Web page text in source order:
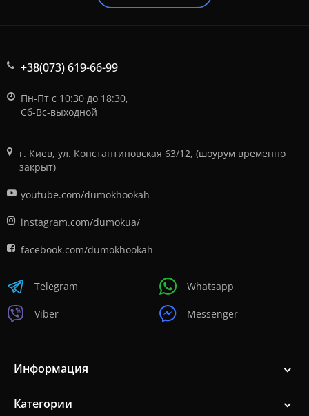
+38(073) 619-66-99
Пн-Пт с 10:30 до 18:30,
Сб-Вс-выходной
г. Киев, ул. Константиновская 63/12, (шоурум временно
закрыт)
youtube.com/dumokhookah
instagram.com/dumokua/
facebook.com/dumokhookah
Telegram
Viber
Whatsapp
Messenger
Информация
Категории